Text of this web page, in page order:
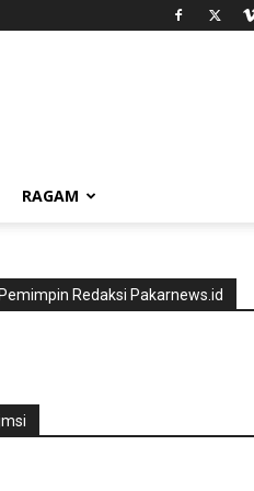
RAGAM
Pemimpin Redaksi Pakarnews.id